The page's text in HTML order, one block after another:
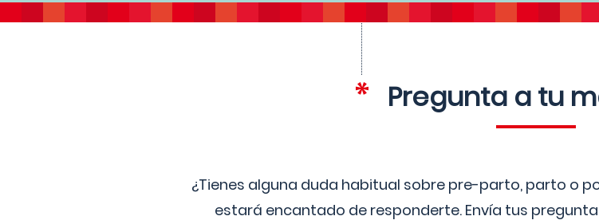
Pregunta a tu
¿Tienes alguna duda habitual sobre pre-parto, parto o
estará encantado de responderte. Envía tus